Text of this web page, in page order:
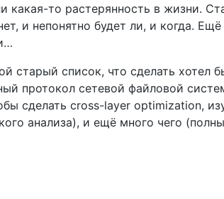
какая-то растерянность в жизни.
и непонятно будет ли, и когда.
старый список, что сделать хотел
протокол сетевой файловой
сделать cross-layer optimization,
анализа), и ещё много чего